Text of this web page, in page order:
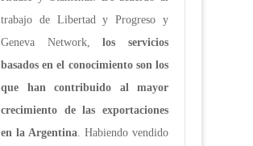
trabajo de Libertad y Progreso y
Geneva Network,los servicios
basados en el conocimiento son los
que han contribuido al mayor
crecimiento de las exportaciones
en la Argentina. Habiendo vendido